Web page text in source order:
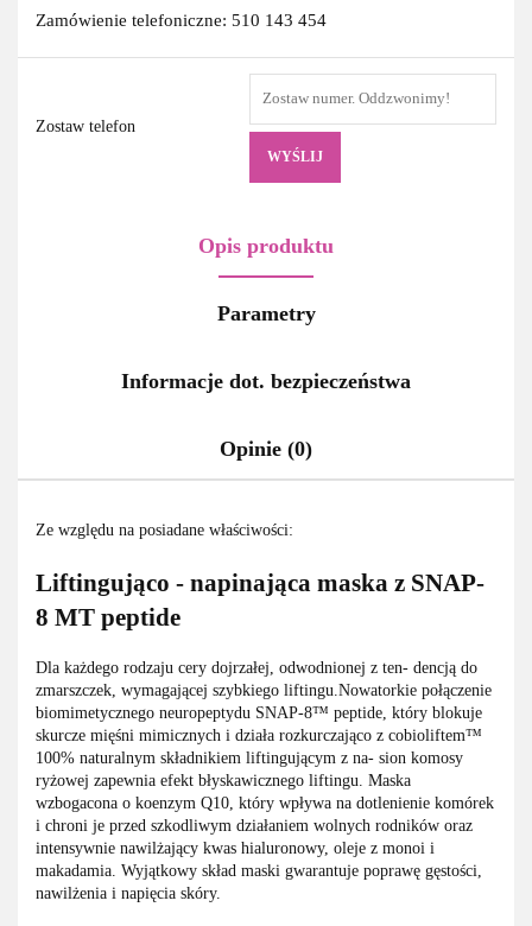
Zamówienie telefoniczne: 510 143 454
Zostaw telefon
WYŚLIJ
Opis produktu
Parametry
Informacje dot. bezpieczeństwa
Opinie (0)
Ze względu na posiadane właściwości:
Liftingująco - napinająca maska z SNAP-
8 MT peptide
Dla każdego rodzaju cery dojrzałej, odwodnionej z ten- dencją do
zmarszczek, wymagającej szybkiego liftingu.Nowatorkie połączenie
biomimetycznego neuropeptydu SNAP-8™ peptide, który blokuje
skurcze mięśni mimicznych i działa rozkurczająco z cobioliftem™
100% naturalnym składnikiem liftingującym z na- sion komosy
ryżowej zapewnia efekt błyskawicznego liftingu. Maska
wzbogacona o koenzym Q10, który wpływa na dotlenienie komórek
i chroni je przed szkodliwym działaniem wolnych rodników oraz
intensywnie nawilżający kwas hialuronowy, oleje z monoi i
makadamia. Wyjątkowy skład maski gwarantuje poprawę gęstości,
nawilżenia i napięcia skóry.